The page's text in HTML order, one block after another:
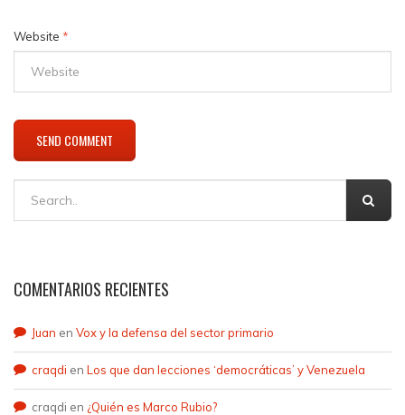
Website *
COMENTARIOS RECIENTES
Juan en Vox y la defensa del sector primario
craqdi en Los que dan lecciones ‘democráticas’ y Venezuela
craqdi en ¿Quién es Marco Rubio?